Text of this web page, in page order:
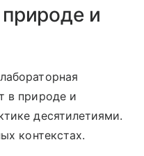
и
в природе и
десятилетиями.
контекстах.